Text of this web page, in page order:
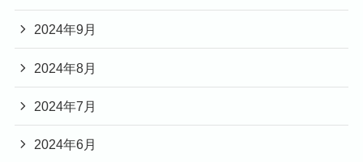
2024年9月
2024年8月
2024年7月
2024年6月